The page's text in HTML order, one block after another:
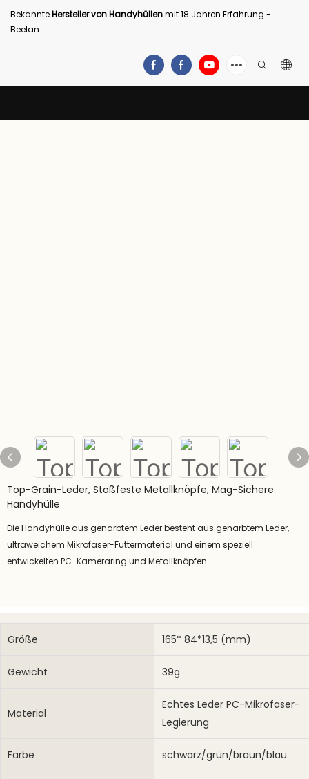
BekannteHersteller von Handyhüllenmit 18 Jahren Erfahrung -
Beelan
Top-Grain-Leder, Stoßfeste Metallknöpfe, Mag-Sichere
Handyhülle
Die Handyhülle aus genarbtem Leder besteht aus genarbtem Leder,
ultraweichem Mikrofaser-Futtermaterial und einem speziell
entwickelten PC-Kameraring und Metallknöpfen.
Größe 165* 84*13,5 (mm)
Gewicht 39g
Material
Echtes Leder PC-Mikrofaser-
Legierung
Farbe schwarz/grün/braun/blau